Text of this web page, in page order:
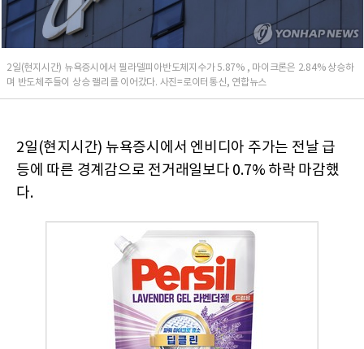
2일(현지시간) 뉴욕증시에서 필라델피아반도체지수가 5.87% , 마이크론은 2.84% 상승하
며 반도체주들이 상승 랠리를 이어갔다. 사진=로이터통신, 연합뉴스
2일(현지시간) 뉴욕증시에서 엔비디아 주가는 전날 급
등에 따른 경계감으로 전거래일보다 0.7% 하락 마감했
다.